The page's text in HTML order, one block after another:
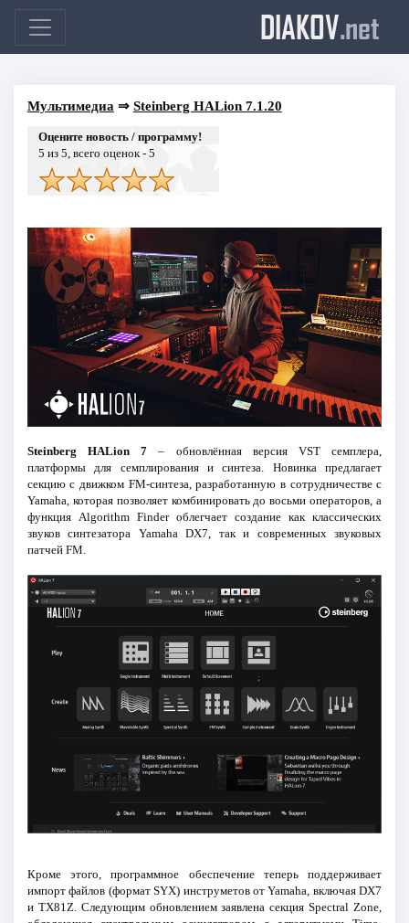
DIAKOV.net
Мультимедиа ⇒ Steinberg HALion 7.1.20
Оцените новость / программу!
5 из 5, всего оценок - 5
Steinberg HALion 7 – обновлённая версия VST семплера,
платформы для семплирования и синтеза. Новинка предлагает
секцию с движком FM-синтеза, разработанную в сотрудничестве с
Yamaha, которая позволяет комбинировать до восьми операторов, а
функция Algorithm Finder облегчает создание как классических
звуков синтезатора Yamaha DX7, так и современных звуковых
патчей FM.
Кроме этого, программное обеспечение теперь поддерживает
импорт файлов (формат SYX) инструметов от Yamaha, включая DX7
и TX81Z. Следующим обновлением заявлена секция Spectral Zone,